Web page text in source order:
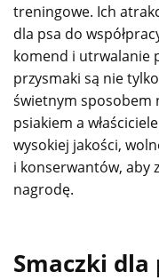
treningowe. Ich
dla psa do
komend i utrwalanie
przysmaki są nie
świetnym sposobem
psiakiem a
wysokiej jakości,
i konserwantów, aby
nagrodę.
Smaczki dla